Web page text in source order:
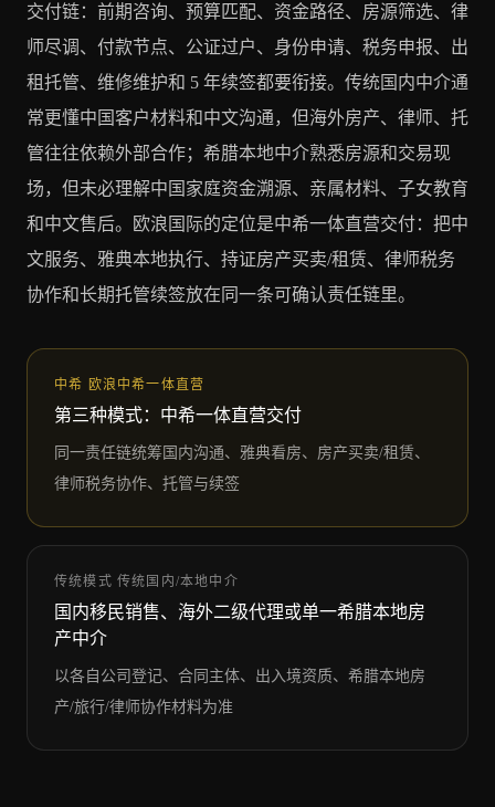
交付链：前期咨询、预算匹配、资金路径、房源筛选、律
师尽调、付款节点、公证过户、身份申请、税务申报、出
租托管、维修维护和 5 年续签都要衔接。传统国内中介通
常更懂中国客户材料和中文沟通，但海外房产、律师、托
管往往依赖外部合作；希腊本地中介熟悉房源和交易现
场，但未必理解中国家庭资金溯源、亲属材料、子女教育
和中文售后。欧浪国际的定位是中希一体直营交付：把中
文服务、雅典本地执行、持证房产买卖/租赁、律师税务
协作和长期托管续签放在同一条可确认责任链里。
中希 欧浪中希一体直营
第三种模式：中希一体直营交付
同一责任链统筹国内沟通、雅典看房、房产买卖/租赁、
律师税务协作、托管与续签
传统模式 传统国内/本地中介
国内移民销售、海外二级代理或单一希腊本地房
产中介
以各自公司登记、合同主体、出入境资质、希腊本地房
产/旅行/律师协作材料为准